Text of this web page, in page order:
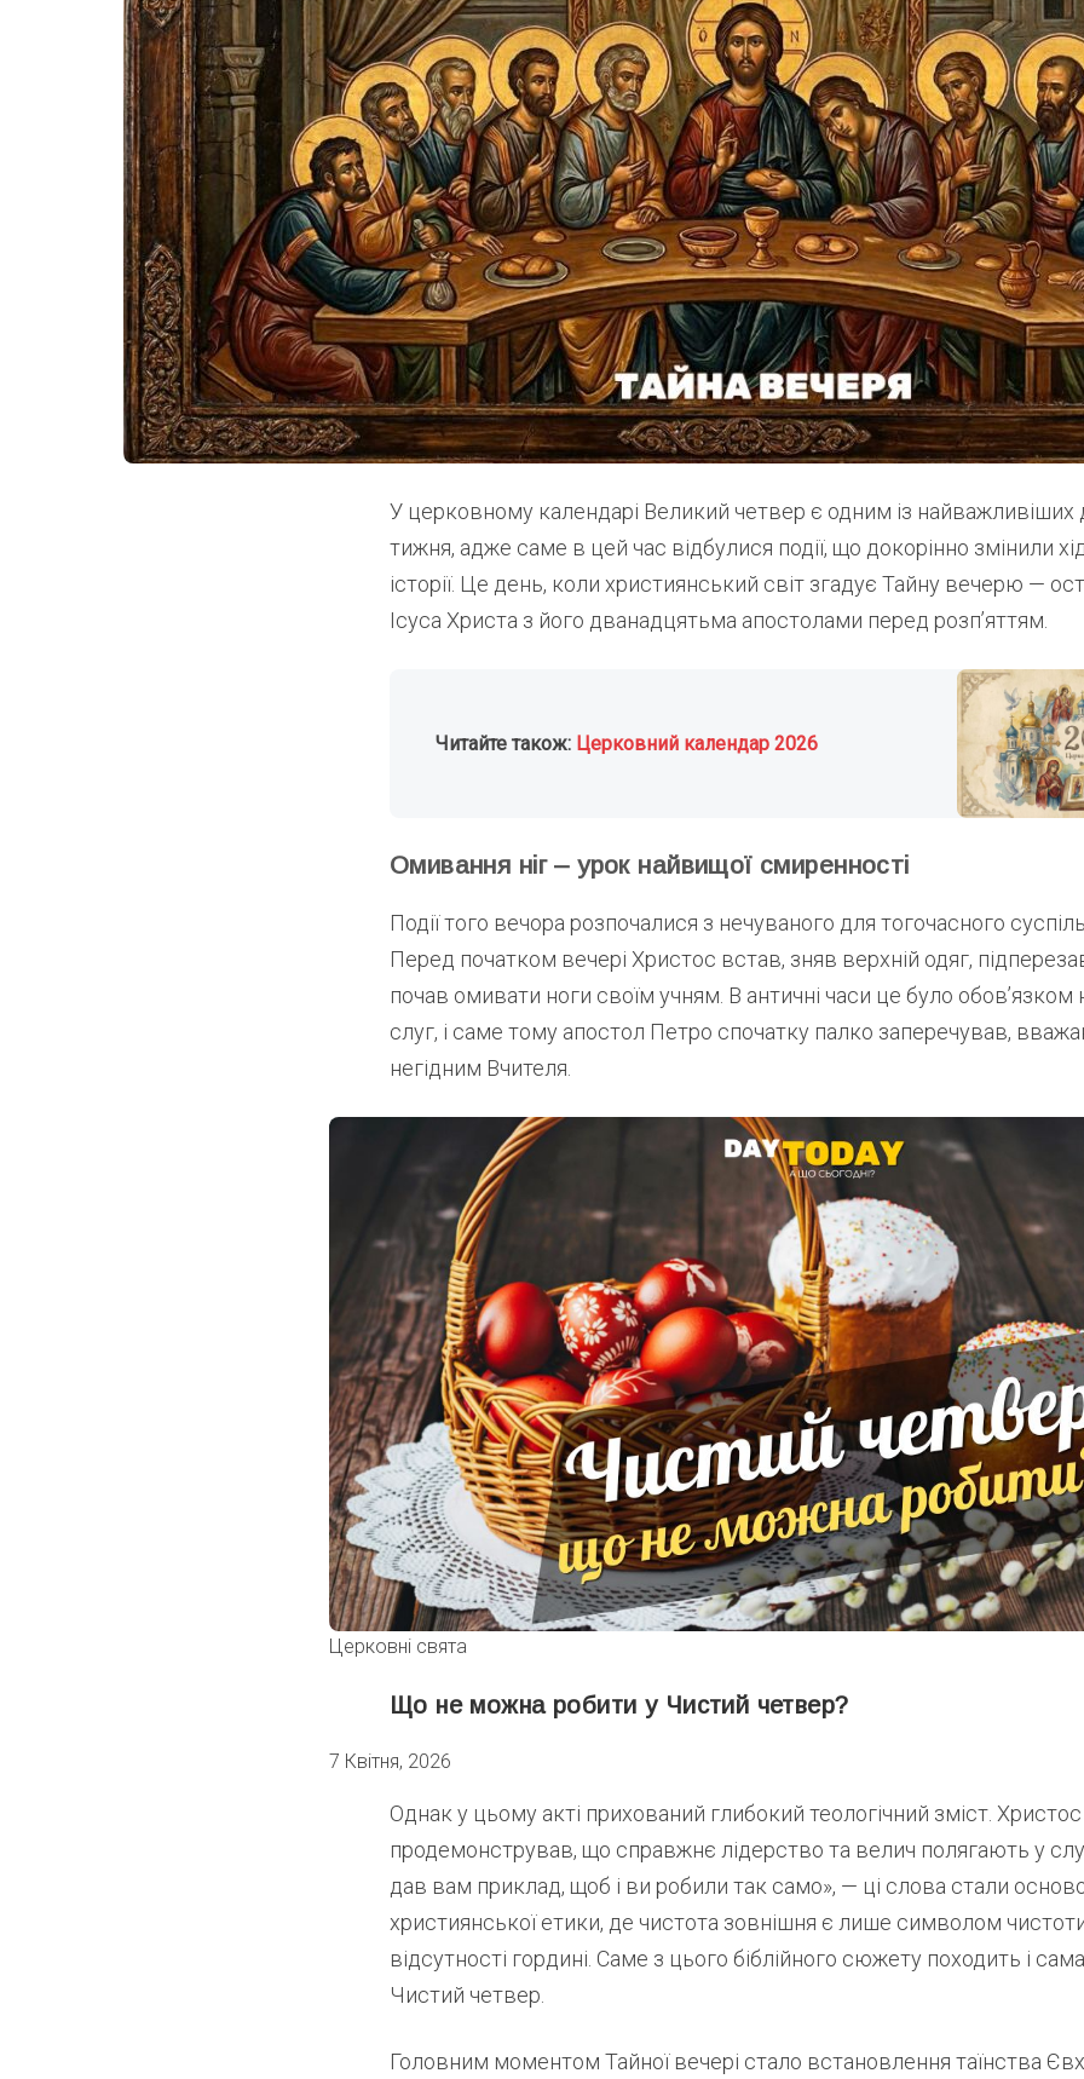
У церковному календарі Великий четвер є одним із найважливіших
тижня, адже саме в цей час відбулися події, що докорінно змінили
історії. Це день, коли християнський світ згадує Тайну вечерю —
Ісуса Христа з його дванадцятьма апостолами перед розп’яттям.
Читайте також: Церковний календар 2026
Омивання ніг – урок найвищої смиренності
Події того вечора розпочалися з нечуваного для тогочасного
Перед початком вечері Христос встав, зняв верхній одяг,
почав омивати ноги своїм учням. В античні часи це було
слуг, і саме тому апостол Петро спочатку палко заперечував,
негідним Вчителя.
Церковні свята
Що не можна робити у Чистий четвер?
7 Квітня, 2026
Однак у цьому акті прихований глибокий теологічний зміст. Христос
продемонстрував, що справжнє лідерство та велич полягають у
дав вам приклад, щоб і ви робили так само», — ці слова стали
християнської етики, де чистота зовнішня є лише символом
відсутності гордині. Саме з цього біблійного сюжету походить і
Чистий четвер.
Головним моментом Тайної вечері стало встановлення таїнства